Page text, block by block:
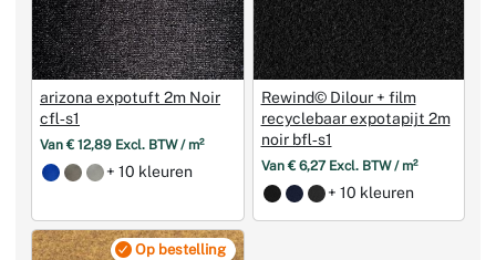
arizona expotuft 2m Noir
cfl‑s1
Van € 12,89 Excl. BTW / m²
+ 10 kleuren
Rewind© Dilour + film
recyclebaar expotapijt 2m
noir bfl‑s1
Van € 6,27 Excl. BTW / m²
+ 10 kleuren
Op bestelling